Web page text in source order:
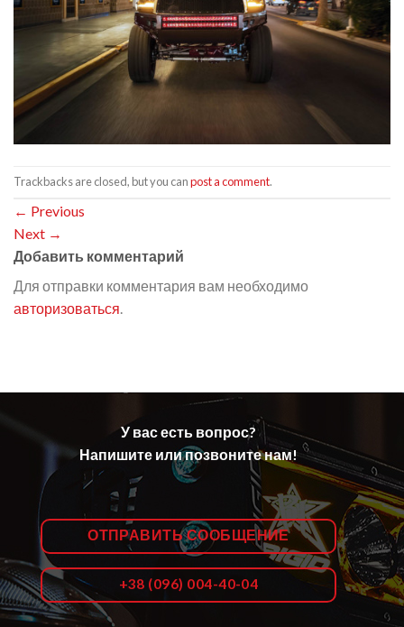
Trackbacks are closed, but you canpost a comment.
← Previous
Next →
Добавить комментарий
Для отправки комментария вам необходимо
авторизоваться.
У вас есть вопрос?
Напишите или позвоните нам!
ОТПРАВИТЬ СООБЩЕНИЕ
+38 (096) 004-40-04